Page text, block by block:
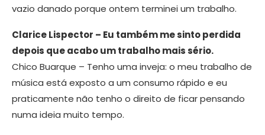
vazio danado porque ontem terminei um trabalho.
Clarice Lispector – Eu também me sinto perdida
depois que acabo um trabalho mais sério.
Chico Buarque – Tenho uma inveja: o meu trabalho de
música está exposto a um consumo rápido e eu
praticamente não tenho o direito de ficar pensando
numa ideia muito tempo.